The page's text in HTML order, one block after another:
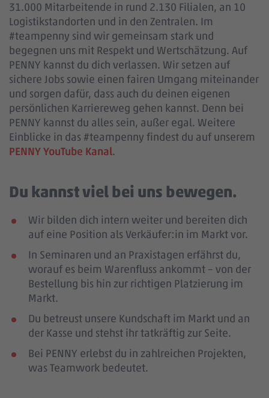
31.000 Mitarbeitende in rund 2.130 Filialen, an 10
Logistikstandorten und in den Zentralen. Im
#teampenny sind wir gemeinsam stark und
begegnen uns mit Respekt und Wertschätzung. Auf
PENNY kannst du dich verlassen. Wir setzen auf
sichere Jobs sowie einen fairen Umgang miteinander
und sorgen dafür, dass auch du deinen eigenen
persönlichen Karriereweg gehen kannst. Denn bei
PENNY kannst du alles sein, außer egal. Weitere
Einblicke in das #teampenny findest du auf unserem
PENNY YouTube Kanal.
Du kannst viel bei uns bewegen.
Wir bilden dich intern weiter und bereiten dich
auf eine Position als Verkäufer:in im Markt vor.
In Seminaren und an Praxistagen erfährst du,
worauf es beim Warenfluss ankommt – von der
Bestellung bis hin zur richtigen Platzierung im
Markt.
Du betreust unsere Kundschaft im Markt und an
der Kasse und stehst ihr tatkräftig zur Seite.
Bei PENNY erlebst du in zahlreichen Projekten,
was Teamwork bedeutet.